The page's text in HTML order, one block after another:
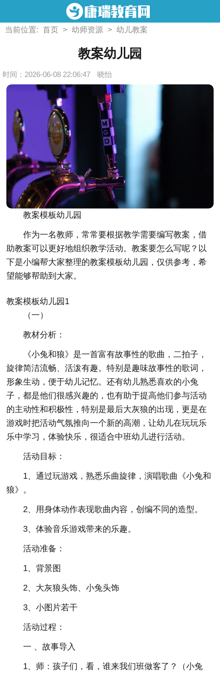
当前位置: 首页 > 幼师资源 > 幼儿教案
教案幼儿园
时间：2026-06-08 22:06:47 晓怡
教案模板幼儿园
作为一名教师，常常要根据教学需要编写教案，借
助教案可以更好地组织教学活动。教案要怎么写呢？以
下是小编帮大家整理的教案模板幼儿园，仅供参考，希
望能够帮助到大家。
教案模板幼儿园1
（一）
教材分析：
《小兔和狼》是一首富有故事性的歌曲，二拍子，
旋律简洁流畅、活泼有趣。特别是趣味故事性的歌词，
形象生动，便于幼儿记忆。还有幼儿熟悉喜欢的小兔
子，都是他们很感兴趣的，也有助于提高他们参与活动
的主动性和积极性，特别是最后大灰狼的出现，更是在
游戏时把活动气氛推向一个新的高潮，让幼儿在玩玩乐
乐中学习，体验快乐，很适合中班幼儿进行活动。
活动目标：
1、通过玩游戏，熟悉乐曲旋律，演唱歌曲《小兔和
狼》。
2、用身体动作表现歌曲内容，创编不同的造型。
3、体验音乐游戏带来的乐趣。
活动准备：
1、背景图
2、大灰狼头饰、小兔头饰
3、小图片若干
活动过程：
一 、故事导入
1、师：孩子们，看，谁来我们班做客了？（小兔